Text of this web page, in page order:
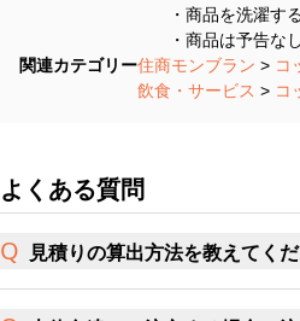
・商品を洗濯す
・商品は予告な
関連カテゴリー住商モンブラン > コ
飲食・サービス > コ
よくある質問
見積りの算出方法を教えてく